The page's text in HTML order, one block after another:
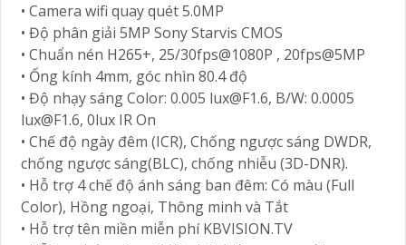
• Camera wifi quay quét 5.0MP
• Độ phân giải 5MP Sony Starvis CMOS
• Chuẩn nén H265+, 25/30fps@1080P , 20fps@5MP
• Ống kính 4mm, góc nhìn 80.4 độ
• Độ nhạy sáng Color: 0.005 lux@F1.6, B/W: 0.0005
lux@F1.6, 0lux IR On
• Chế độ ngày đêm (ICR), Chống ngược sáng DWDR,
chống ngược sáng(BLC), chống nhiễu (3D-DNR).
• Hỗ trợ 4 chế độ ánh sáng ban đêm: Có màu (Full
Color), Hồng ngoại, Thông minh và Tắt
• Hỗ trợ tên miền miễn phí KBVISION.TV